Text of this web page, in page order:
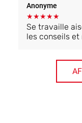
Anonyme
★★★★★
Se travaille
les conseils